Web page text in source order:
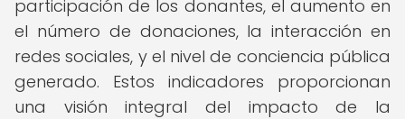
participación de los donantes, el aumento en
el número de donaciones, la interacción en
redes sociales, y el nivel de conciencia pública
generado. Estos indicadores proporcionan
una visión integral del impacto de la